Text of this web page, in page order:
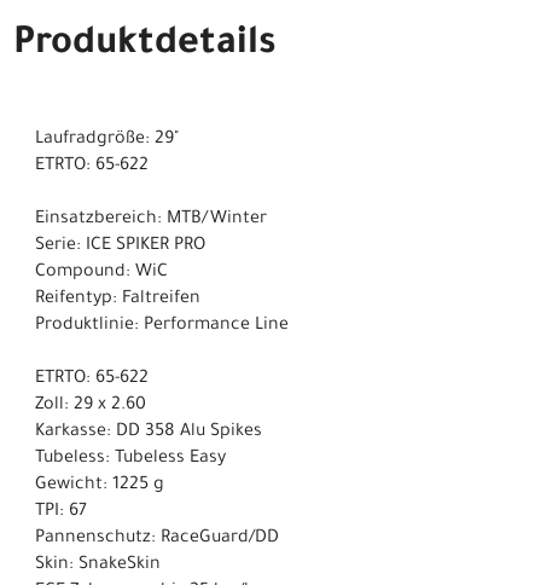
Produktdetails
Laufradgröße: 29"
ETRTO: 65-622
Einsatzbereich: MTB/Winter
Serie: ICE SPIKER PRO
Compound: WiC
Reifentyp: Faltreifen
Produktlinie: Performance Line
ETRTO: 65-622
Zoll: 29 x 2.60
Karkasse: DD 358 Alu Spikes
Tubeless: Tubeless Easy
Gewicht: 1225 g
TPI: 67
Pannenschutz: RaceGuard/DD
Skin: SnakeSkin